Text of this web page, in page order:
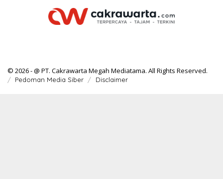
© 2026 - @ PT. Cakrawarta Megah Mediatama. All Rights Reserved.
Pedoman Media Siber Disclaimer